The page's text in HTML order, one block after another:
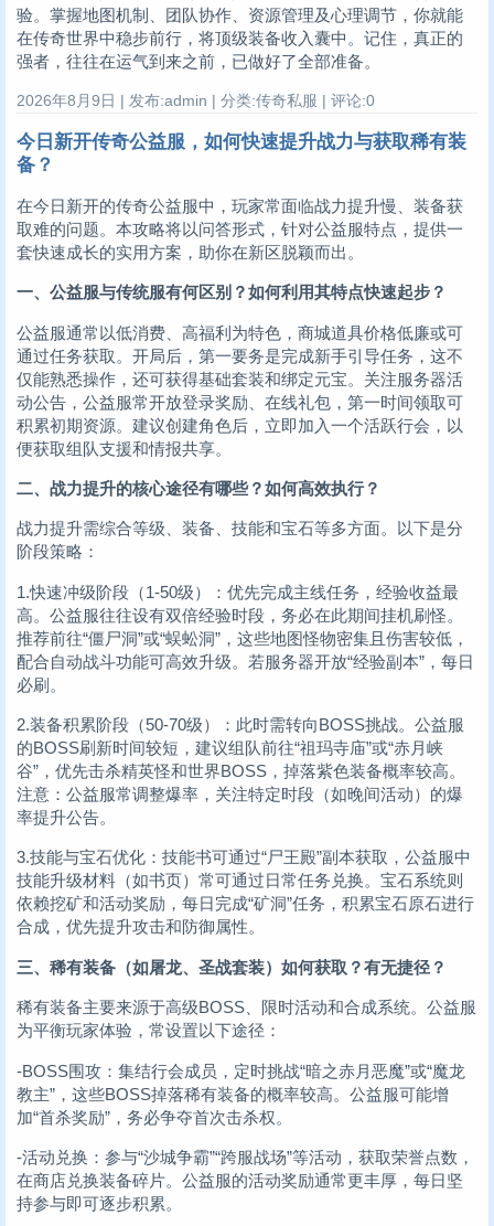
验。掌握地图机制、团队协作、资源管理及心理调节，你就能
在传奇世界中稳步前行，将顶级装备收入囊中。记住，真正的
强者，往往在运气到来之前，已做好了全部准备。
2026年8月9日 | 发布:admin | 分类:传奇私服 | 评论:0
今日新开传奇公益服，如何快速提升战力与获取稀有装
备？
在今日新开的传奇公益服中，玩家常面临战力提升慢、装备获
取难的问题。本攻略将以问答形式，针对公益服特点，提供一
套快速成长的实用方案，助你在新区脱颖而出。
一、公益服与传统服有何区别？如何利用其特点快速起步？
公益服通常以低消费、高福利为特色，商城道具价格低廉或可
通过任务获取。开局后，第一要务是完成新手引导任务，这不
仅能熟悉操作，还可获得基础套装和绑定元宝。关注服务器活
动公告，公益服常开放登录奖励、在线礼包，第一时间领取可
积累初期资源。建议创建角色后，立即加入一个活跃行会，以
便获取组队支援和情报共享。
二、战力提升的核心途径有哪些？如何高效执行？
战力提升需综合等级、装备、技能和宝石等多方面。以下是分
阶段策略：
1.快速冲级阶段（1-50级）：优先完成主线任务，经验收益最
高。公益服往往设有双倍经验时段，务必在此期间挂机刷怪。
推荐前往“僵尸洞”或“蜈蚣洞”，这些地图怪物密集且伤害较低，
配合自动战斗功能可高效升级。若服务器开放“经验副本”，每日
必刷。
2.装备积累阶段（50-70级）：此时需转向BOSS挑战。公益服
的BOSS刷新时间较短，建议组队前往“祖玛寺庙”或“赤月峡
谷”，优先击杀精英怪和世界BOSS，掉落紫色装备概率较高。
注意：公益服常调整爆率，关注特定时段（如晚间活动）的爆
率提升公告。
3.技能与宝石优化：技能书可通过“尸王殿”副本获取，公益服中
技能升级材料（如书页）常可通过日常任务兑换。宝石系统则
依赖挖矿和活动奖励，每日完成“矿洞”任务，积累宝石原石进行
合成，优先提升攻击和防御属性。
三、稀有装备（如屠龙、圣战套装）如何获取？有无捷径？
稀有装备主要来源于高级BOSS、限时活动和合成系统。公益服
为平衡玩家体验，常设置以下途径：
-BOSS围攻：集结行会成员，定时挑战“暗之赤月恶魔”或“魔龙
教主”，这些BOSS掉落稀有装备的概率较高。公益服可能增
加“首杀奖励”，务必争夺首次击杀权。
-活动兑换：参与“沙城争霸”“跨服战场”等活动，获取荣誉点数，
在商店兑换装备碎片。公益服的活动奖励通常更丰厚，每日坚
持参与即可逐步积累。